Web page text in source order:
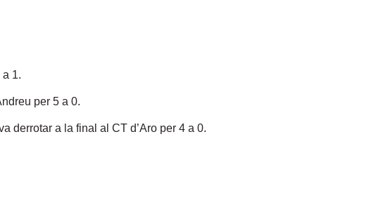
1.
per 5 a 0.
derrotar a la final al CT d’Aro per 4 a 0.